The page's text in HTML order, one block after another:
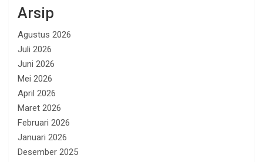
Arsip
Agustus 2026
Juli 2026
Juni 2026
Mei 2026
April 2026
Maret 2026
Februari 2026
Januari 2026
Desember 2025